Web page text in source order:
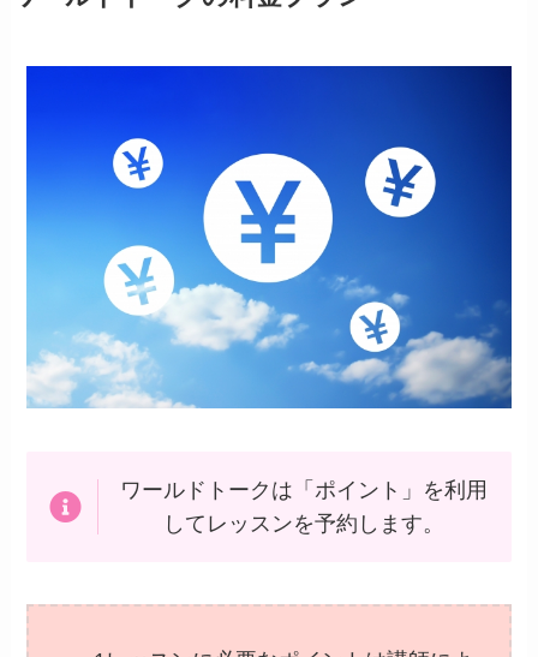
ワールドトークは「ポイント」を利用
してレッスンを予約します。